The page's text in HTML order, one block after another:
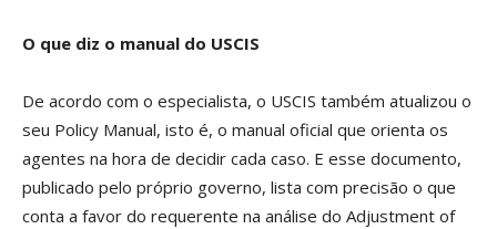
O que diz o manual do USCIS
De acordo com o especialista, o USCIS também atualizou o
seu Policy Manual, isto é, o manual oficial que orienta os
agentes na hora de decidir cada caso. E esse documento,
publicado pelo próprio governo, lista com precisão o que
conta a favor do requerente na análise do Adjustment of